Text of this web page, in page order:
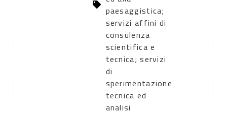
paesaggistica;
servizi affini di
consulenza
scientifica e
tecnica; servizi
di
sperimentazione
tecnica ed
analisi